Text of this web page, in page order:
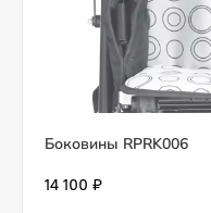
Боковины RPRK006
14 100 ₽